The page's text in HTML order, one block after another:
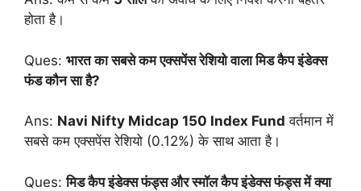
होता है।
Ques: भारत का सबसे कम एक्सपेंस रेशियो वाला मिड कैप इंडेक्स
फंड कौन सा है?
Ans: Navi Nifty Midcap 150 Index Fund वर्तमान में
सबसे कम एक्सपेंस रेशियो (0.12%) के साथ आता है।
Ques:मिड कैप इंडेक्स फंड्स और स्मॉल कैप इंडेक्स फंड्स में क्या